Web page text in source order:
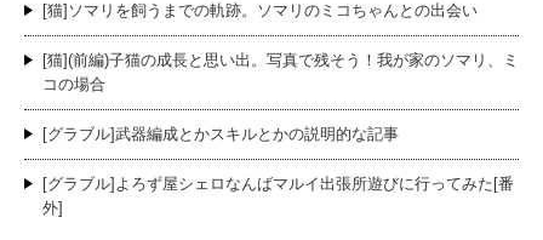
[猫]ソマリを飼うまでの軌跡。ソマリのミコちゃんとの出会い
[猫](前編)子猫の成長と思い出。写真で残そう！我が家のソマリ、ミ
コの場合
[グラブル]武器編成とかスキルとかの説明的な記事
[グラブル]よろず屋シェロなんばマルイ出張所遊びに行ってみた[番
外]